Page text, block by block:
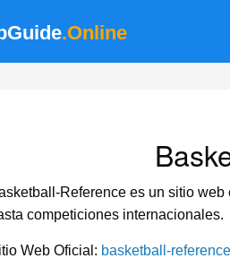
.Online
Reference es un sitio
competiciones internacionales.
Web Oficial: basketball-